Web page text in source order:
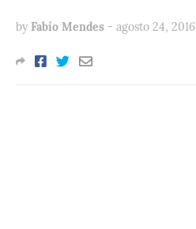
by Fabio Mendes - agosto 24, 2016